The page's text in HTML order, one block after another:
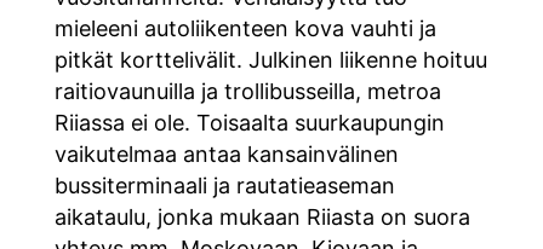
mieleeni autoliikenteen kova vauhti ja
pitkät korttelivälit. Julkinen liikenne hoituu
raitiovaunuilla ja trollibusseilla, metroa
Riiassa ei ole. Toisaalta suurkaupungin
vaikutelmaa antaa kansainvälinen
bussiterminaali ja rautatieaseman
aikataulu, jonka mukaan Riiasta on suora